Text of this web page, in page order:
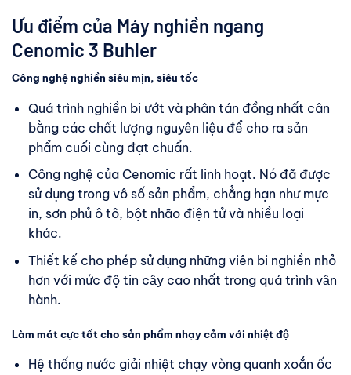
Ưu điểm của Máy nghiền ngang
Cenomic 3 Buhler
Công nghệ nghiền siêu mịn, siêu tốc
Quá trình nghiền bi ướt và phân tán đồng nhất cân
bằng các chất lượng nguyên liệu để cho ra sản
phẩm cuối cùng đạt chuẩn.
Công nghệ của Cenomic rất linh hoạt. Nó đã được
sử dụng trong vô số sản phẩm, chẳng hạn như mực
in, sơn phủ ô tô, bột nhão điện tử và nhiều loại
khác.
Thiết kế cho phép sử dụng những viên bi nghiền nhỏ
hơn với mức độ tin cậy cao nhất trong quá trình vận
hành.
Làm mát cực tốt cho sản phẩm nhạy cảm với nhiệt độ
Hệ thống nước giải nhiệt chạy vòng quanh xoắn ốc